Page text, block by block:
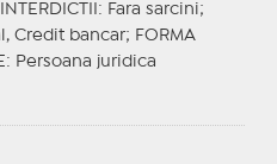
INTERDICTII : Fara sarcini;
Credit bancar; FORMA
: Persoana juridica